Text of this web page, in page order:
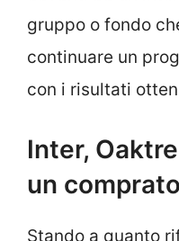
gruppo o fondo
continuare un
con i risultati
Inter,
un
Stando a quanto